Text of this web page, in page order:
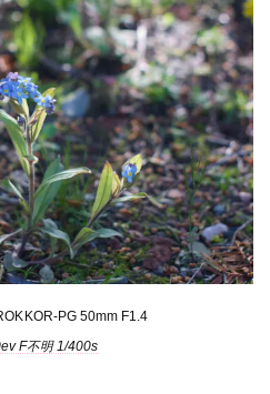
PG 50mm F1.4
F不明 1/400s